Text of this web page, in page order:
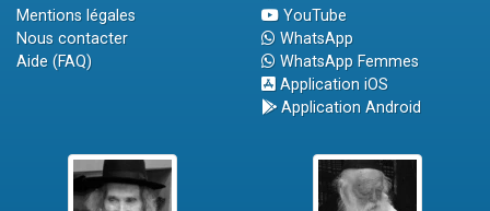
Mentions légales
Nous contacter
Aide (FAQ)
YouTube
WhatsApp
WhatsApp Femmes
Application iOS
Application Android